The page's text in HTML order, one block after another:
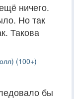
ничего.
Но так
Такова
(100+)
бы